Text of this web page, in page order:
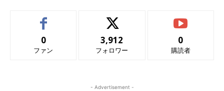
0
ファン
3,912
フォロワー
0
購読者
- Advertisement -